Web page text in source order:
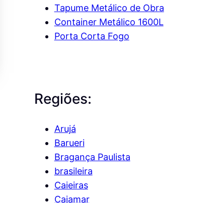
Mezanino Metálico Chácara
Maria Trindade – Zona Norte
de São Paulo
Ver mais →
Tapume Metálico de Obra
Container Metálico 1600L
Porta Corta Fogo
Regiões:
Arujá
Barueri
Bragança Paulista
brasileira
Caieiras
Cajamar